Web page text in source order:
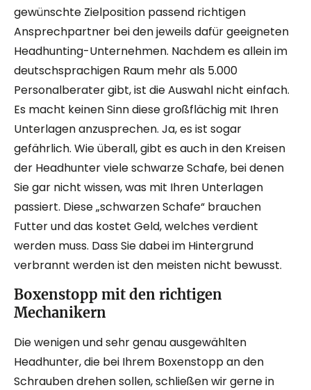
gewünschte Zielposition passend richtigen
Ansprechpartner bei den jeweils dafür geeigneten
Headhunting-Unternehmen. Nachdem es allein im
deutschsprachigen Raum mehr als 5.000
Personalberater gibt, ist die Auswahl nicht einfach.
Es macht keinen Sinn diese großflächig mit Ihren
Unterlagen anzusprechen. Ja, es ist sogar
gefährlich. Wie überall, gibt es auch in den Kreisen
der Headhunter viele schwarze Schafe, bei denen
Sie gar nicht wissen, was mit Ihren Unterlagen
passiert. Diese „schwarzen Schafe“ brauchen
Futter und das kostet Geld, welches verdient
werden muss. Dass Sie dabei im Hintergrund
verbrannt werden ist den meisten nicht bewusst.
Boxenstopp mit den richtigen
Mechanikern
Die wenigen und sehr genau ausgewählten
Headhunter, die bei Ihrem Boxenstopp an den
Schrauben drehen sollen, schließen wir gerne in